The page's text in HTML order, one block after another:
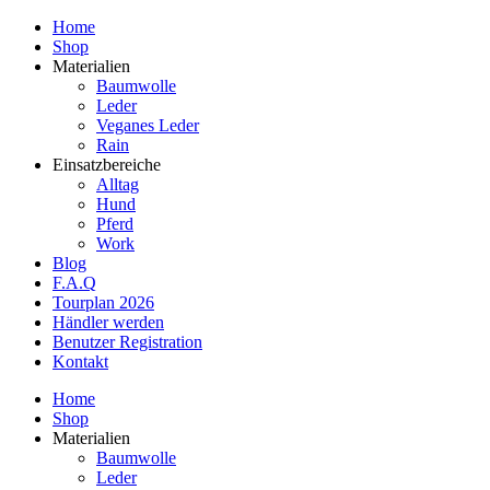
Home
Shop
Materialien
Baumwolle
Leder
Veganes Leder
Rain
Einsatzbereiche
Alltag
Hund
Pferd
Work
Blog
F.A.Q
Tourplan 2026
Händler werden
Benutzer Registration
Kontakt
Home
Shop
Materialien
Baumwolle
Leder